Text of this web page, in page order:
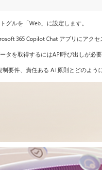
グルを「Web」に設定します。
365 Copilot Chat アプリにアク
を取得するにはAPI呼び出しが必要
要件、責任ある AI 原則とどのよう